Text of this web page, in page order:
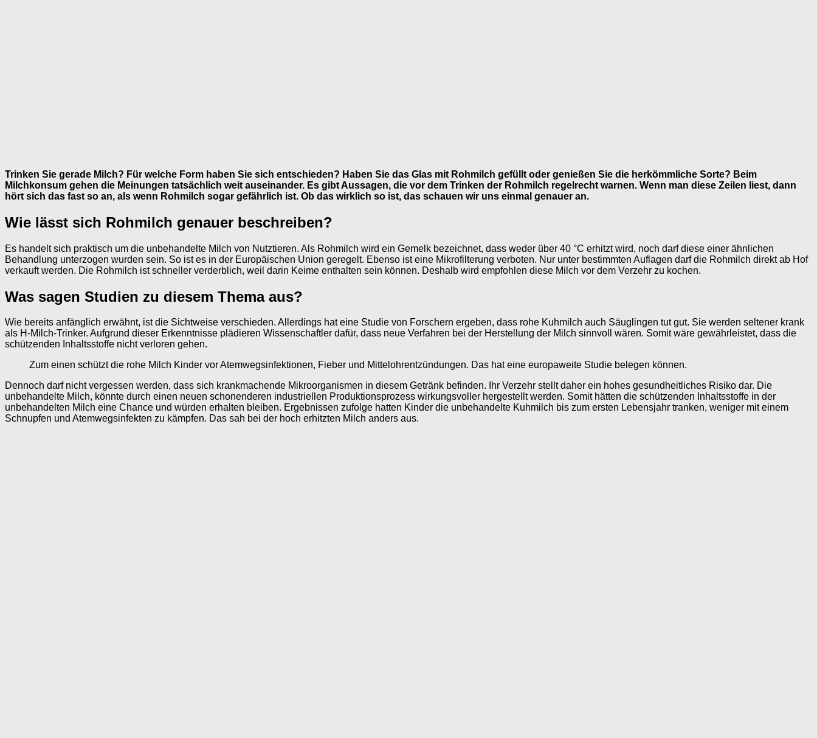
Trinken Sie gerade Milch? Für welche Form haben Sie sich entschieden? Haben Sie das Glas mit Rohmilch gefüllt oder genießen Sie die herkömmliche Sorte? Beim
Milchkonsum gehen die Meinungen tatsächlich weit auseinander. Es gibt Aussagen, die vor dem Trinken der Rohmilch regelrecht warnen. Wenn man diese Zeilen liest, dann
hört sich das fast so an, als wenn Rohmilch sogar gefährlich ist. Ob das wirklich so ist, das schauen wir uns einmal genauer an.
Wie lässt sich Rohmilch genauer beschreiben?
Es handelt sich praktisch um die unbehandelte Milch von Nutztieren. Als Rohmilch wird ein Gemelk bezeichnet, dass weder über 40 °C erhitzt wird, noch darf diese einer ähnlichen
Behandlung unterzogen wurden sein. So ist es in der Europäischen Union geregelt. Ebenso ist eine Mikrofilterung verboten. Nur unter bestimmten Auflagen darf die Rohmilch direkt ab Hof
verkauft werden. Die Rohmilch ist schneller verderblich, weil darin Keime enthalten sein können. Deshalb wird empfohlen diese Milch vor dem Verzehr zu kochen.
Was sagen Studien zu diesem Thema aus?
Wie bereits anfänglich erwähnt, ist die Sichtweise verschieden. Allerdings hat eine Studie von Forschern ergeben, dass rohe Kuhmilch auch Säuglingen tut gut. Sie werden seltener krank
als H-Milch-Trinker. Aufgrund dieser Erkenntnisse plädieren Wissenschaftler dafür, dass neue Verfahren bei der Herstellung der Milch sinnvoll wären. Somit wäre gewährleistet, dass die
schützenden Inhaltsstoffe nicht verloren gehen.
Zum einen schützt die rohe Milch Kinder vor Atemwegsinfektionen, Fieber und Mittelohrentzündungen. Das hat eine europaweite Studie belegen können.
Dennoch darf nicht vergessen werden, dass sich krankmachende Mikroorganismen in diesem Getränk befinden. Ihr Verzehr stellt daher ein hohes gesundheitliches Risiko dar. Die
unbehandelte Milch, könnte durch einen neuen schonenderen industriellen Produktionsprozess wirkungsvoller hergestellt werden. Somit hätten die schützenden Inhaltsstoffe in der
unbehandelten Milch eine Chance und würden erhalten bleiben. Ergebnissen zufolge hatten Kinder die unbehandelte Kuhmilch bis zum ersten Lebensjahr tranken, weniger mit einem
Schnupfen und Atemwegsinfekten zu kämpfen. Das sah bei der hoch erhitzten Milch anders aus.